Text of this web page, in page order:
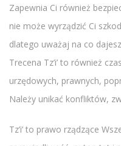
Zapewnia Ci również
nie może wyrządzić Ci
dlatego uważaj na co
Trecena Tz’i’ to również
urzędowych, prawnych,
Należy unikać konfliktów,
Tz’i’ to prawo rządzące